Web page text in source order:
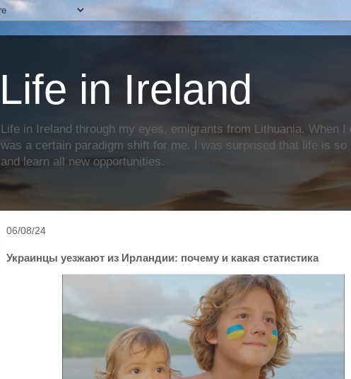
Life in Ireland
Life in Ireland through my eyes, emigrants from Lithuania. When
was a certain paradigm shift for me. I was surprised that life is
and learn all new opportunities.
06/08/24
Украинцы уезжают из Ирландии: почему и какая статистика